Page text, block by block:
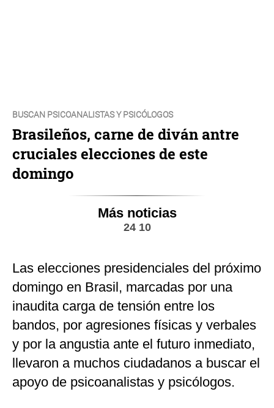
BUSCAN PSICOANALISTAS Y PSICÓLOGOS
Brasileños, carne de diván antre
cruciales elecciones de este
domingo
Más noticias
24 10
Las elecciones presidenciales del próximo
domingo en Brasil, marcadas por una
inaudita carga de tensión entre los
bandos, por agresiones físicas y verbales
y por la angustia ante el futuro inmediato,
llevaron a muchos ciudadanos a buscar el
apoyo de psicoanalistas y psicólogos.